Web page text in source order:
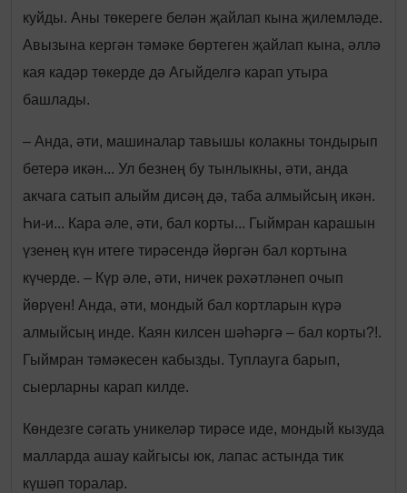
куйды. Аны төкереге белән җайлап кына җилемләде.
Авызына кергән тәмәке бөртеген җайлап кына, әллә
кая кадәр төкерде дә Агыйделгә карап утыра
башлады.
– Анда, әти, машиналар тавышы колакны тондырып
бетерә икән... Ул безнең бу тынлыкны, әти, анда
акчага сатып алыйм дисәң дә, таба алмыйсың икән.
Һи-и... Кара әле, әти, бал корты... Гыймран карашын
үзенең күн итеге тирәсендә йөргән бал кортына
күчерде. – Күр әле, әти, ничек рәхәтләнеп очып
йөрүен! Анда, әти, мондый бал кортларын күрә
алмыйсың инде. Каян килсен шәһәргә – бал корты?!.
Гыймран тәмәкесен кабызды. Туплауга барып,
сыерларны карап килде.
Көндезге сәгать уникеләр тирәсе иде, мондый кызуда
малларда ашау кайгысы юк, лапас астында тик
күшәп торалар.